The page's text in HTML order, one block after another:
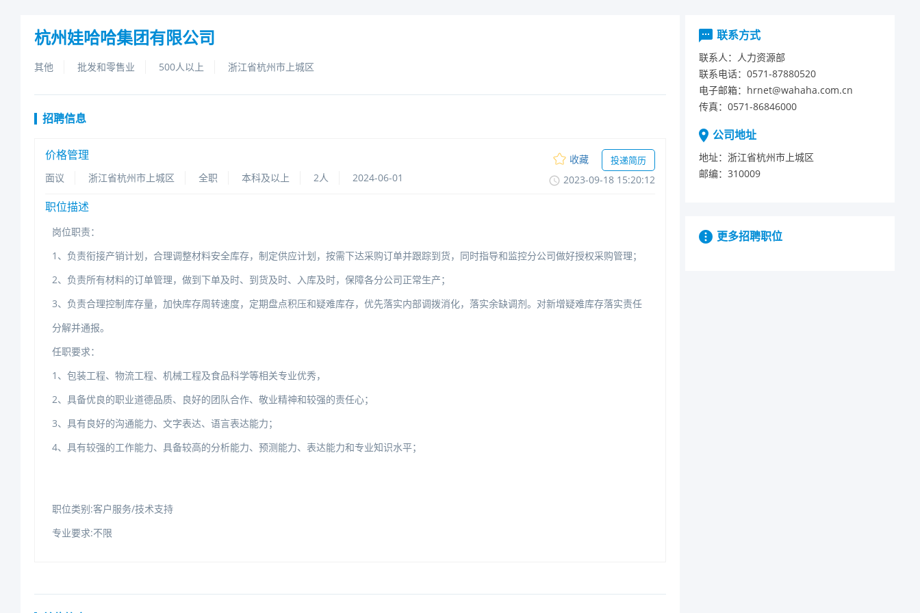
杭州娃哈哈集团有限公司
其他 批发和零售业 500人以上 浙江省杭州市上城区
招聘信息
价格管理
面议 浙江省杭州市上城区 全职 本科及以上 2人 2024-06-01
收藏 投递简历
2023-09-1815:20:12
职位描述
岗位职责：
1、负责衔接产销计划，合理调整材料安全库存，制定供应计划，按需下达采购订单并跟踪到货，同时指导和监控分公司做好授权采购管理；
2、负责所有材料的订单管理，做到下单及时、到货及时、入库及时，保障各分公司正常生产；
3、负责合理控制库存量，加快库存周转速度，定期盘点积压和疑难库存，优先落实内部调拨消化，落实余缺调剂。对新增疑难库存落实责任
分解并通报。
任职要求：
1、包装工程、物流工程、机械工程及食品科学等相关专业优秀，
2、具备优良的职业道德品质、良好的团队合作、敬业精神和较强的责任心；
3、具有良好的沟通能力、文字表达、语言表达能力；
4、具有较强的工作能力、具备较高的分析能力、预测能力、表达能力和专业知识水平；
职位类别:客户服务/技术支持
专业要求:不限
联系方式
联系人： 人力资源部
联系电话： 0571-87880520
电子邮箱： hrnet@wahaha.com.cn
传真： 0571-86846000
公司地址
地址： 浙江省杭州市上城区
邮编： 310009
更多招聘职位